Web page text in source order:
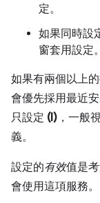
定。
如果同時設
窗套用設定。
如果有兩個以上
會優先採用最近
只設定 (I) ，一般
義。
設定的有效值是
會使用這項服務。